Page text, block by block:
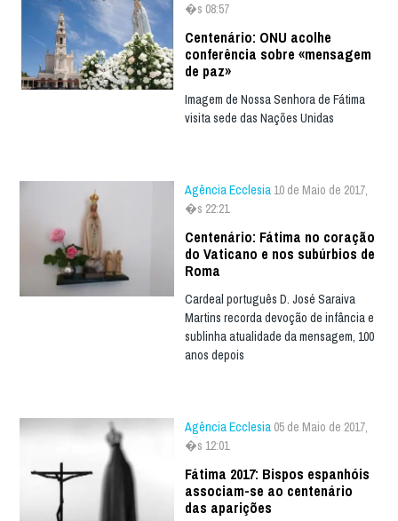
�s 08:57
Centenário: ONU acolhe
conferência sobre «mensagem
de paz»
Imagem de Nossa Senhora de Fátima
visita sede das Nações Unidas
Agência Ecclesia 10 de Maio de 2017,
�s 22:21
Centenário: Fátima no coração
do Vaticano e nos subúrbios de
Roma
Cardeal português D. José Saraiva
Martins recorda devoção de infância e
sublinha atualidade da mensagem, 100
anos depois
Agência Ecclesia 05 de Maio de 2017,
�s 12:01
Fátima 2017: Bispos espanhóis
associam-se ao centenário
das aparições